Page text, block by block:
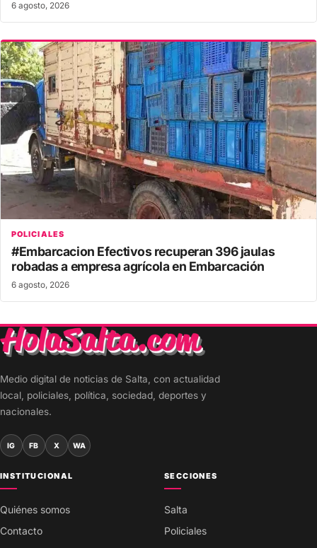
6 agosto, 2026
POLICIALES
#Embarcacion Efectivos recuperan 396 jaulas
robadas a empresa agrícola en Embarcación
6 agosto, 2026
Medio digital de noticias de Salta, con actualidad
local, policiales, política, sociedad, deportes y
nacionales.
IG FB X WA
INSTITUCIONAL
Quiénes somos
Contacto
SECCIONES
Salta
Policiales